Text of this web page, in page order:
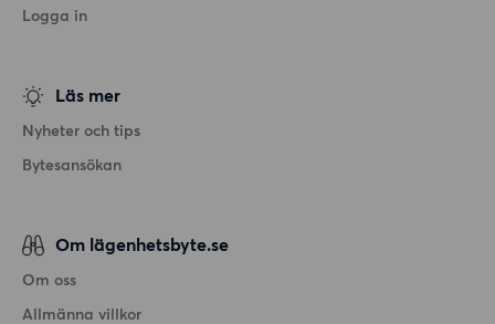
Logga in
Läs mer
Nyheter och tips
Bytesansökan
Om lägenhetsbyte.se
Om oss
Allmänna villkor